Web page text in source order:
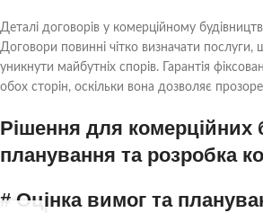
Деталі договорів у комерційному
Договори повинні чітко визначати
уникнути майбутніх спорів. Гарантія
обох сторін, оскільки вона дозволяє
Рішення для комерційних
планування та розробка
# Оцінка вимог та